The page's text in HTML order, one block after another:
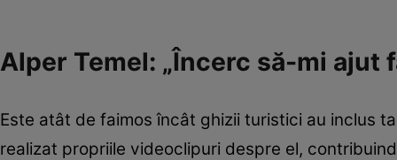
Alper Temel: „Încerc să-mi ajut
Este atât de faimos încât ghizii turistici au inclus
realizat propriile videoclipuri despre el,